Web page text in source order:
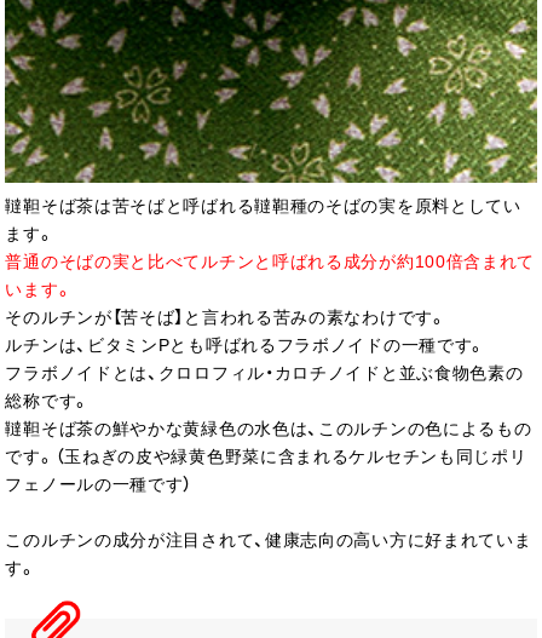
韃靼そば茶は苦そばと呼ばれる韃靼種のそばの実を原料としてい
ます。
普通のそばの実と比べてルチンと呼ばれる成分が約100倍含まれて
います。
そのルチンが【苦そば】と言われる苦みの素なわけです。
ルチンは、ビタミンPとも呼ばれるフラボノイドの一種です。
フラボノイドとは、クロロフィル・カロチノイドと並ぶ食物色素の
総称です。
韃靼そば茶の鮮やかな黄緑色の水色は、このルチンの色によるもの
です。（玉ねぎの皮や緑黄色野菜に含まれるケルセチンも同じポリ
フェノールの一種です）
このルチンの成分が注目されて、健康志向の高い方に好まれていま
す。